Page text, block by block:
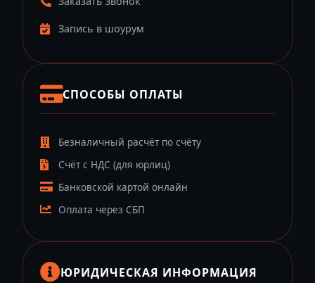
Запись в шоурум
СПОСОБЫ ОПЛАТЫ
Безналичный расчёт по счёту
Счёт с НДС (для юрлиц)
Банковской картой онлайн
Оплата через СБП
ЮРИДИЧЕСКАЯ ИНФОРМАЦИЯ